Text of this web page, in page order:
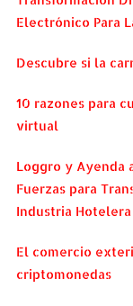
Electrónico Para
Descubre si la
10 razones para
virtual
Loggro y Ayenda
Fuerzas para
Industria Hotelera
El comercio
criptomonedas